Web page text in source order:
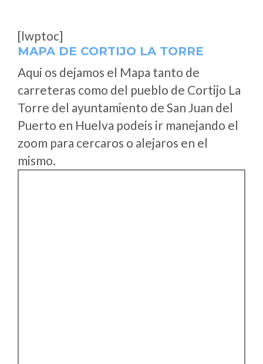
[lwptoc]
MAPA DE CORTIJO LA TORRE
Aqui os dejamos el Mapa tanto de
carreteras como del pueblo de Cortijo La
Torre del ayuntamiento de San Juan del
Puerto en Huelva podeis ir manejando el
zoom para cercaros o alejaros en el
mismo.